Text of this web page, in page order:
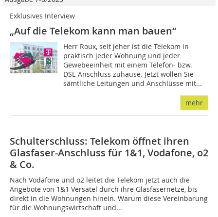
Exklusives Interview
„Auf die Telekom kann man bauen“
Herr Roux, seit jeher ist die Telekom in
praktisch jeder Wohnung und jeder
Gewebeeinheit mit einem Telefon- bzw.
DSL-Anschluss zuhause. Jetzt wollen Sie
sämtliche Leitungen und Anschlüsse mit...
mehr
Schulterschluss: Telekom öffnet ihren
Glasfaser-Anschluss für 1&1, Vodafone, o2
& Co.
Nach Vodafone und o2 leitet die Telekom jetzt auch die
Angebote von 1&1 Versatel durch ihre Glasfasernetze, bis
direkt in die Wohnungen hinein. Warum diese Vereinbarung
für die Wohnungswirtschaft und...